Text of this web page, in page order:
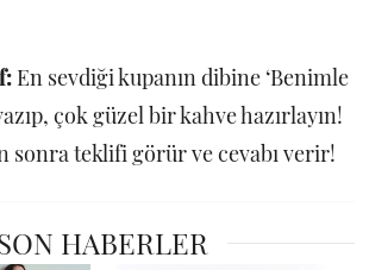
En sevdiği kupanın dibine ‘Benimle
çok güzel bir kahve hazırlayın!
sonra teklifi görür ve cevabı verir!
HABERLER